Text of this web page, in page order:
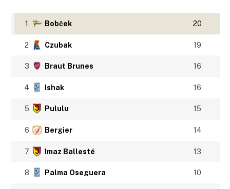
1 Bobček 20
2 Czubak 19
3 Braut Brunes 16
4 Ishak 16
5 Pululu 15
6 Bergier 14
7 Imaz Ballesté 13
8 Palma Oseguera 10